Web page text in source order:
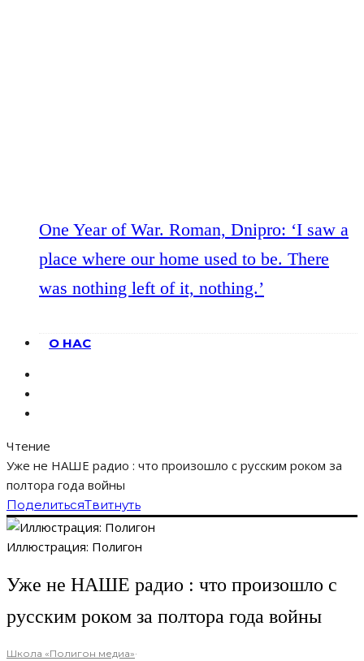
One Year of War. Roman, Dnipro: ‘I saw a
place where our home used to be. There
was nothing left of it, nothing.’
О НАС
Чтение
Уже не НАШЕ радио : что произошло с русским роком за
полтора года войны
ПоделитьсяТвитнуть
Иллюстрация: Полигон
Уже не НАШЕ радио : что произошло с
русским роком за полтора года войны
Школа «Полигон медиа»·